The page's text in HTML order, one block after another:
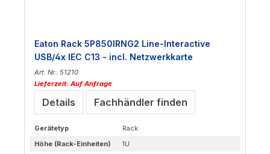
Eaton Rack 5P850IRNG2 Line-Interactive
USB/4x IEC C13 - incl. Netzwerkkarte
Art. Nr.: 51210
Lieferzeit: Auf Anfrage
Details Fachhändler finden
Gerätetyp
Rack
Höhe (Rack-Einheiten)
1U